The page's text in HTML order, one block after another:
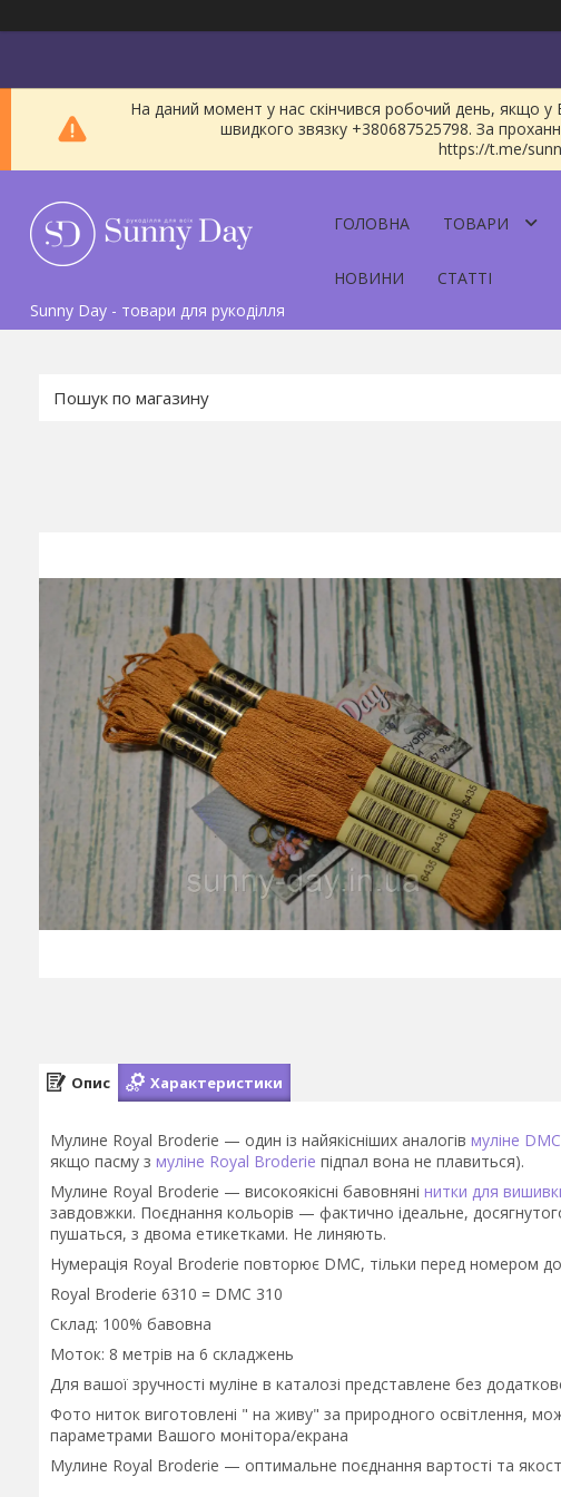
На даний момент у нас скінчився робочий день, якщо
швидкого звязку +380687525798. За
https://t.me/
Sunny Day - товари для рукоділля
ГОЛОВНА ТОВАРИ
НОВИНИ СТАТТІ
Опис Характеристики
Мулине Royal Broderie — один із найякісніших аналогів муліне DMC
якщо пасму з муліне Royal Broderie підпал вона не плавиться).
Мулине Royal Broderie — високоякісні бавовняні нитки для
завдовжки. Поєднання кольорів — фактично ідеальне,
пушаться, з двома етикетками. Не линяють.
Нумерація Royal Broderie повторює DMC, тільки перед номером
Royal Broderie 6310 = DMC 310
Склад: 100% бавовна
Моток: 8 метрів на 6 складжень
Для вашої зручності муліне в каталозі представлене без
Фото ниток виготовлені " на живу" за природного освітлення,
параметрами Вашого монітора/екрана
Мулине Royal Broderie — оптимальне поєднання вартості та